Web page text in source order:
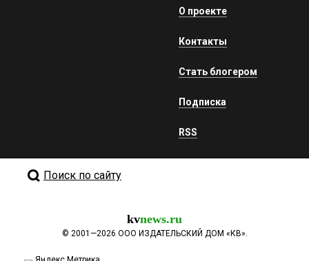
О проекте
Контакты
Стать блогером
Подписка
RSS
Поиск по сайту
kvnews.ru
© 2001—2026 ООО ИЗДАТЕЛЬСКИЙ ДОМ «КВ».